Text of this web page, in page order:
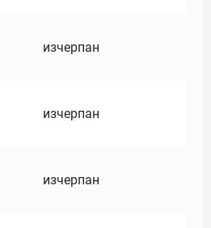
изчерпан
изчерпан
изчерпан